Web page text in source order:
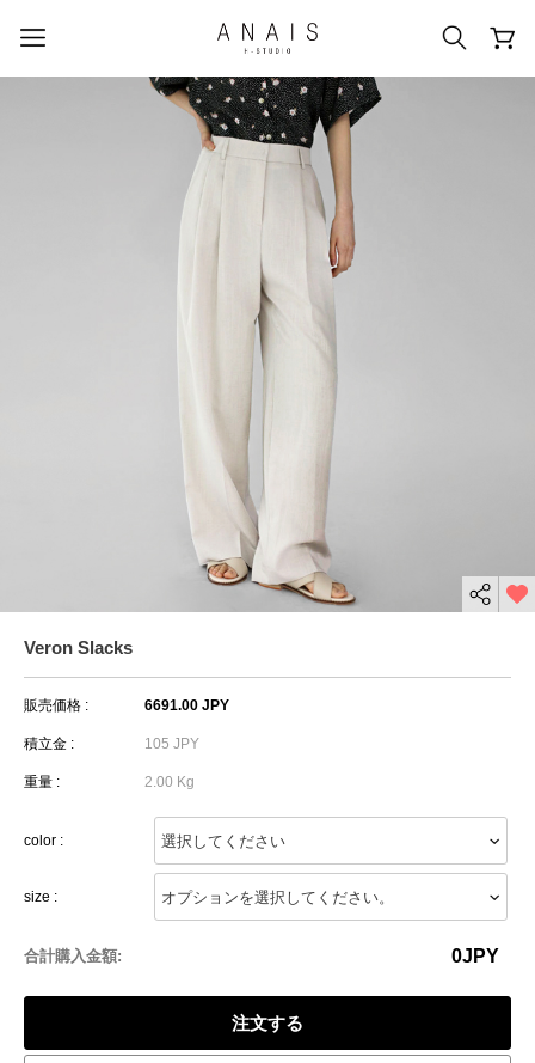
人気のクエリ
#신상5%할인 #아나이스 제작
#당일발송 #BEST OF BEST
Veron Slacks
販売価格 : 6691.00 JPY
積立金 : 105 JPY
重量 : 2.00 Kg
color :
size :
合計購入金額: 0JPY
注文する